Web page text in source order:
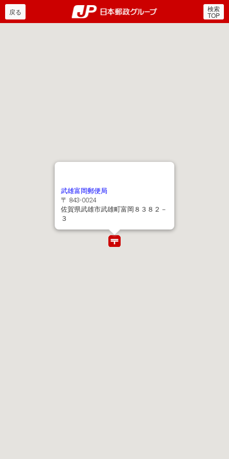
郵便局・日本郵政グルー
戻る 検索
TOP
武雄富岡郵便局
〒 843-0024
佐賀県武雄市武雄町富岡８３８２－
３